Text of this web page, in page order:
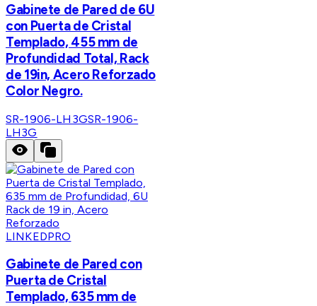
Gabinete de Pared de 6U
con Puerta de Cristal
Templado, 455 mm de
Profundidad Total, Rack
de 19in, Acero Reforzado
Color Negro.
SR-1906-LH3GSR-1906-
LH3G
LINKEDPRO
Gabinete de Pared con
Puerta de Cristal
Templado, 635 mm de